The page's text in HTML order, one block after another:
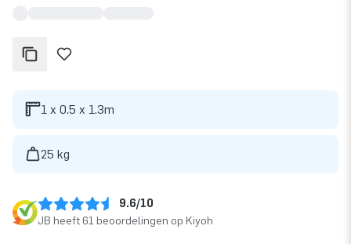
1 x 0.5 x 1.3m
25 kg
9.6/10
JB heeft 61 beoordelingen op Kiyoh